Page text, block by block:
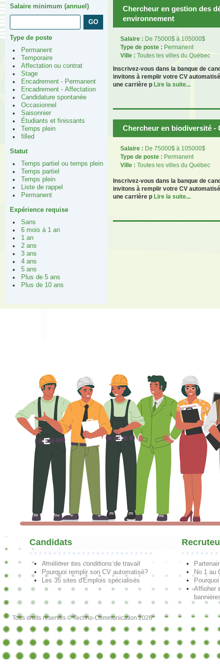
Salaire minimum (annuel)
Type de poste
Permanent
Temporaire
Affectation ou contrat
Stage
Encadrement - Permanent
Encadrement - Affectation
Candidature spontanée
Occasionnel
Saisonnier
Étudiants et finissants
Temps plein
filled
Statut
Temps partiel ou temps plein
Temps partiel
Temps plein
Liste de rappel
Permanent
Expérience requise
Sans
6 mois à 1 an
1 an
2 ans
3 ans
4 ans
5 ans
Plus de 5 ans
Plus de 10 ans
Chercheur en gestion des
environnement
Salaire : De 75000$ à 105000$
Type de poste : Permanent
Ville : Toutes les villes du Québec
Inscrivez-vous dans la banque de
invitons à remplir votre CV
une carrière p Lire la suite...
Chercheur en biodiversité -
Salaire : De 75000$ à 105000$
Type de poste : Permanent
Ville : Toutes les villes du Québec
Inscrivez-vous dans la banque de
invitons à remplir votre CV
une carrière p Lire la suite...
Candidats
Améliorer ses conditions de travail
Pourquoi remplir son CV automatisé?
Les 35 sites d'Emplois spécialisés
No 1 au
Afficher
Tous droits réservés © Techno-Communication 2026